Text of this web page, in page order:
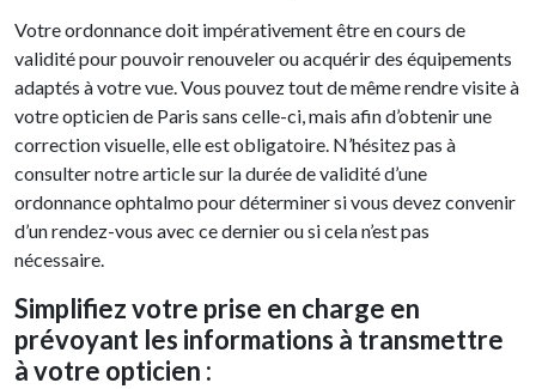
Votre ordonnance doit impérativement être en cours de
validité pour pouvoir renouveler ou acquérir des équipements
adaptés à votre vue. Vous pouvez tout de même rendre visite à
votre opticien de Paris sans celle-ci, mais afin d’obtenir une
correction visuelle, elle est obligatoire. N’hésitez pas à
consulter notre article sur la durée de validité d’une
ordonnance ophtalmo pour déterminer si vous devez convenir
d’un rendez-vous avec ce dernier ou si cela n’est pas
nécessaire.
Simplifiez votre prise en charge en
prévoyant les informations à transmettre
à votre opticien :